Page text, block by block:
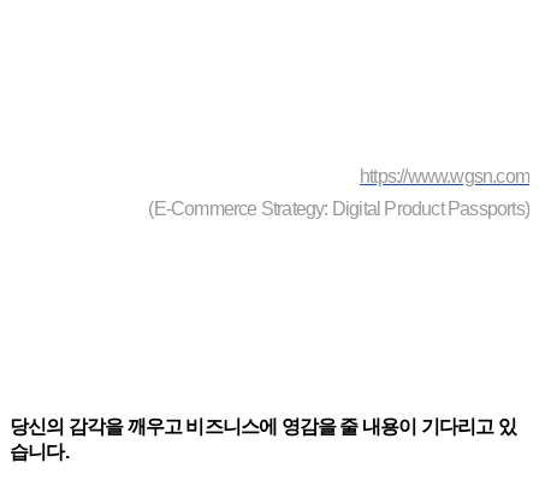
https://www.wgsn.com
(E-Commerce Strategy: Digital Product Passports)
당신의 감각을 깨우고 비즈니스에 영감을 줄 내용이 기다리고 있
습니다.